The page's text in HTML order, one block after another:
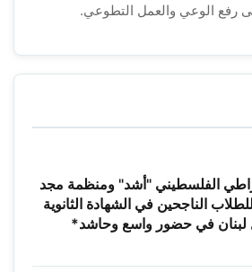
رفع الوعي والعمل التطوعي.
الفلسطيني "أشد" ومنظمة مجد
للطلاب الناجحين في الشهادة الثانوية
لبنان في حضور واسع وحاشد*